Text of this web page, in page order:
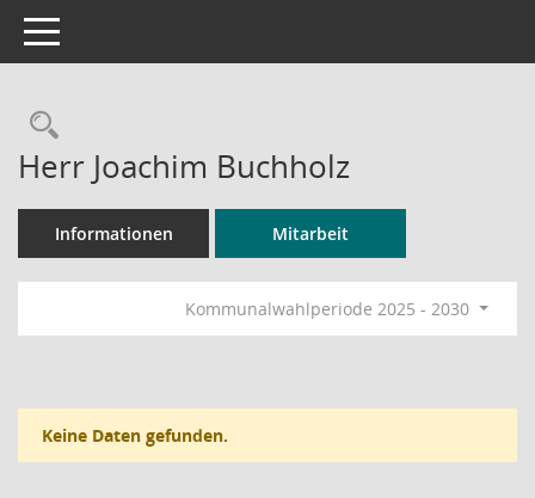
Toggle navigation
Rechercheauswahl
Herr Joachim Buchholz
Informationen Mitarbeit
Kommunalwahlperiode 2025 - 2030
Keine Daten gefunden.